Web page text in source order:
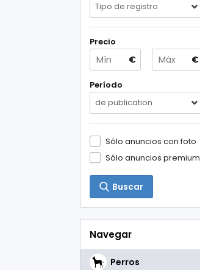
Tipo de registro
Precio
€ €
Período
de publication
Sólo anuncios con foto
Sólo anuncios premium
Buscar
Navegar
Perros